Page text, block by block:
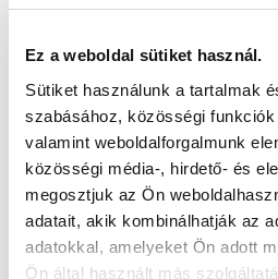
Ez a weboldal sütiket használ.
Sütiket használunk a tartalmak
szabásához, közösségi
valamint weboldalforgalmunk
közösségi média-, hirdető- és
megosztjuk az Ön
adatait, akik kombinálhatják az
adatokkal, amelyeket Ön adott
Ön által használt más
Elfogadom az